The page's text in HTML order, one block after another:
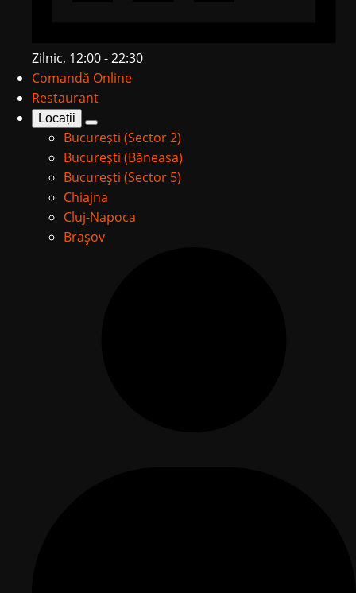
Zilnic, 12:00 - 22:30
Comandă Online
Restaurant
Locații
București (Sector 2)
București (Băneasa)
București (Sector 5)
Chiajna
Cluj-Napoca
Brașov